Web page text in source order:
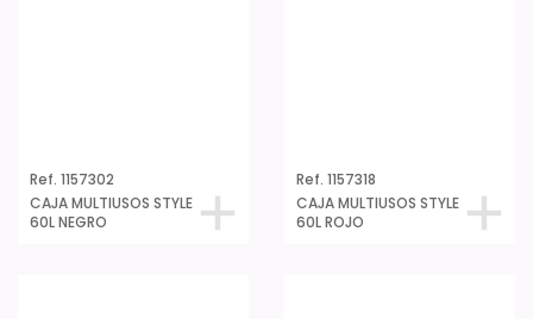
Ref. 1157302
CAJA MULTIUSOS STYLE
60L NEGRO
Ref. 1157318
CAJA MULTIUSOS STYLE
60L ROJO